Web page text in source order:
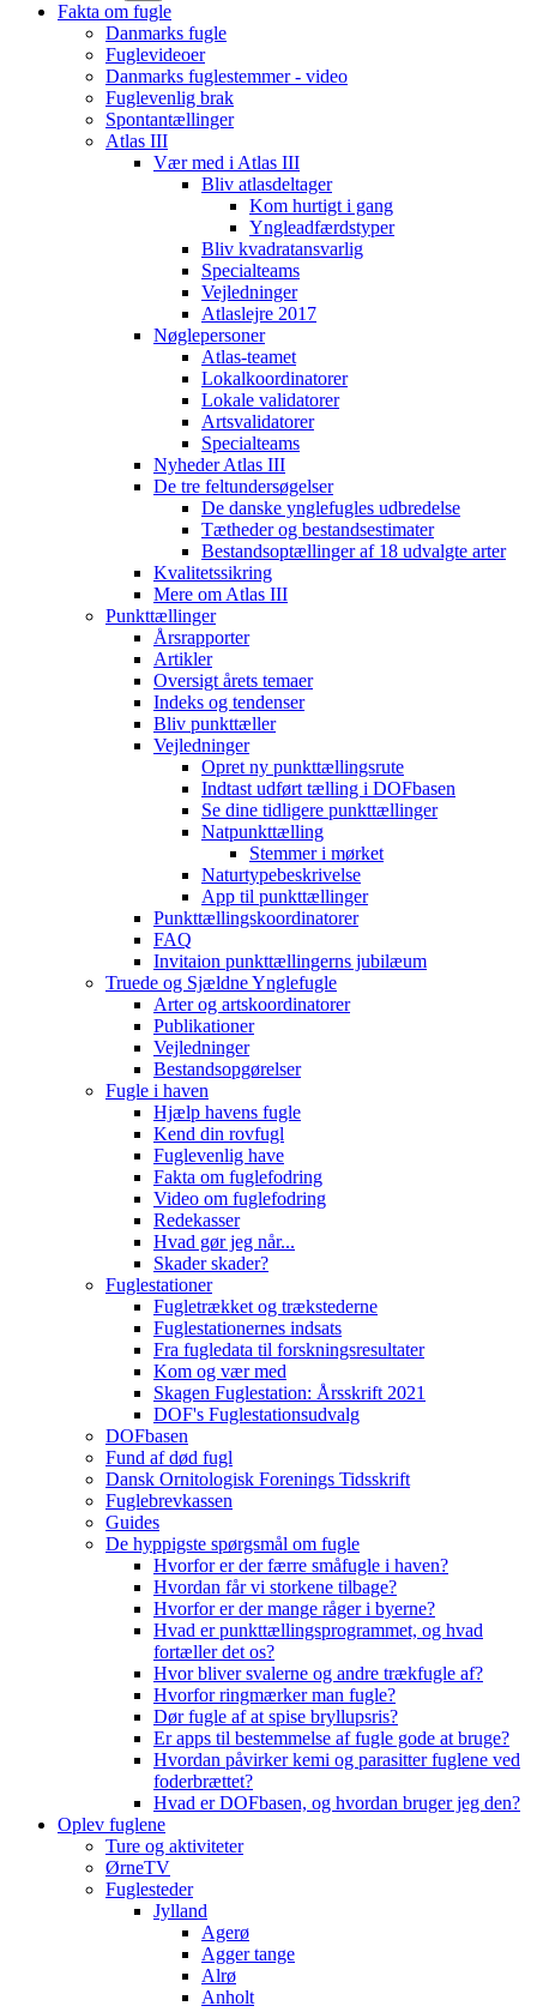
Fakta om fugle
Danmarks fugle
Fuglevideoer
Danmarks fuglestemmer - video
Fuglevenlig brak
Spontantællinger
Atlas III
Vær med i Atlas III
Bliv atlasdeltager
Kom hurtigt i gang
Yngleadfærdstyper
Bliv kvadratansvarlig
Specialteams
Vejledninger
Atlaslejre 2017
Nøglepersoner
Atlas-teamet
Lokalkoordinatorer
Lokale validatorer
Artsvalidatorer
Specialteams
Nyheder Atlas III
De tre feltundersøgelser
De danske ynglefugles udbredelse
Tætheder og bestandsestimater
Bestandsoptællinger af 18 udvalgte arter
Kvalitetssikring
Mere om Atlas III
Punkttællinger
Årsrapporter
Artikler
Oversigt årets temaer
Indeks og tendenser
Bliv punkttæller
Vejledninger
Opret ny punkttællingsrute
Indtast udført tælling i DOFbasen
Se dine tidligere punkttællinger
Natpunkttælling
Stemmer i mørket
Naturtypebeskrivelse
App til punkttællinger
Punkttællingskoordinatorer
FAQ
Invitaion punkttællingerns jubilæum
Truede og Sjældne Ynglefugle
Arter og artskoordinatorer
Publikationer
Vejledninger
Bestandsopgørelser
Fugle i haven
Hjælp havens fugle
Kend din rovfugl
Fuglevenlig have
Fakta om fuglefodring
Video om fuglefodring
Redekasser
Hvad gør jeg når...
Skader skader?
Fuglestationer
Fugletrækket og trækstederne
Fuglestationernes indsats
Fra fugledata til forskningsresultater
Kom og vær med
Skagen Fuglestation: Årsskrift 2021
DOF's Fuglestationsudvalg
DOFbasen
Fund af død fugl
Dansk Ornitologisk Forenings Tidsskrift
Fuglebrevkassen
Guides
De hyppigste spørgsmål om fugle
Hvorfor er der færre småfugle i haven?
Hvordan får vi storkene tilbage?
Hvorfor er der mange råger i byerne?
Hvad er punkttællingsprogrammet, og hvad
fortæller det os?
Hvor bliver svalerne og andre trækfugle af?
Hvorfor ringmærker man fugle?
Dør fugle af at spise bryllupsris?
Er apps til bestemmelse af fugle gode at bruge?
Hvordan påvirker kemi og parasitter fuglene ved
foderbrættet?
Hvad er DOFbasen, og hvordan bruger jeg den?
Oplev fuglene
Ture og aktiviteter
ØrneTV
Fuglesteder
Jylland
Agerø
Agger tange
Alrø
Anholt